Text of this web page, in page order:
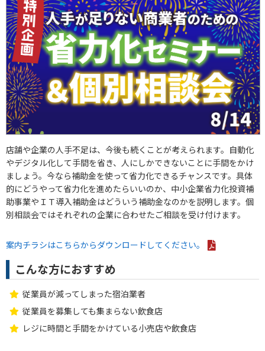
店舗や企業の人手不足は、今後も続くことが考えられます。自動化
やデジタル化して手間を省き、人にしかできないことに手間をかけ
ましょう。今なら補助金を使って省力化できるチャンスです。具体
的にどうやって省力化を進めたらいいのか、中小企業省力化投資補
助事業やＩＴ導入補助金はどういう補助金なのかを説明します。個
別相談会ではそれぞれの企業に合わせたご相談を受け付けます。
案内チラシはこちらからダウンロードしてください。
こんな方におすすめ
従業員が減ってしまった宿泊業者
従業員を募集しても集まらない飲食店
レジに時間と手間をかけている小売店や飲食店